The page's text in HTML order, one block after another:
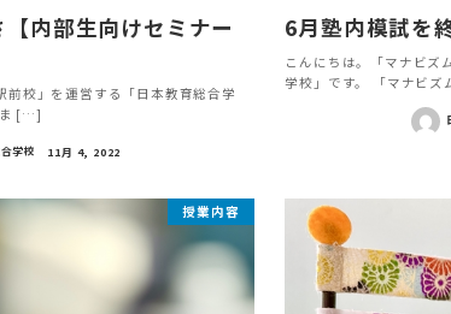
内部生向けセミナー
前校」を運営する「日本教育総合学
ま […]
学校 11月 4, 2022
6月塾内模試を
こんにちは。「マナビズ
学校」です。 「マナビ
授業内容